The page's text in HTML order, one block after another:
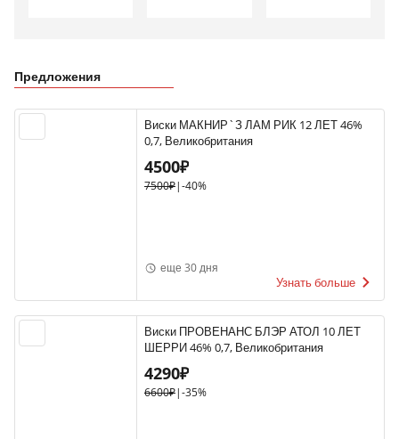
Предложения
Виски МАКНИР`З ЛАМ РИК 12 ЛЕТ 46%
0,7, Великобритания
4500₽
7500₽|-40%
еще 30 дня
Узнать больше
Виски ПРОВЕНАНС БЛЭР АТОЛ 10 ЛЕТ
ШЕРРИ 46% 0,7, Великобритания
4290₽
6600₽|-35%